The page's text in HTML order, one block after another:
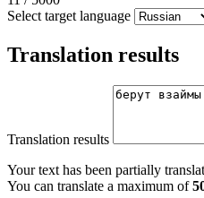
Select target language
Translation results
Translation results
Your text has been partially
You can translate a maximum of